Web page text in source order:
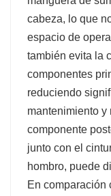
cabeza, lo que
espacio de
también evita la
componentes
reduciendo
mantenimiento y
componente
junto con el
hombro, puede
En comparación